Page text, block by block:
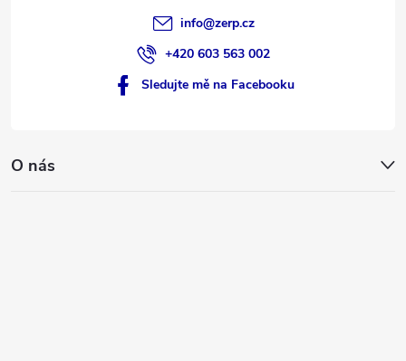
info@zerp.cz
+420 603 563 002
Sledujte mě na Facebooku
O nás